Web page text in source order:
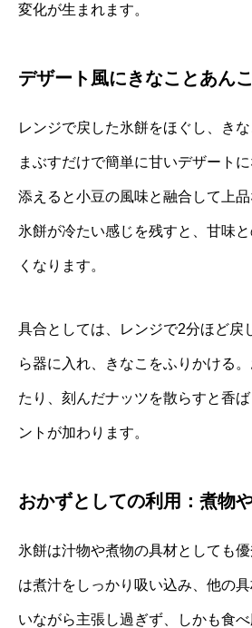
変化が生まれます。
デザート風にきなことあん
レンジで戻した氷餅をほぐし、き
まぶすだけで簡単に甘いデザート
添えると小豆の風味と融合して上品
氷餅が冷たい感じを残すと、甘味
くなります。
具合としては、レンジで2分ほど戻
ら器に入れ、きなこをふりかける
たり、刻んだナッツを散らすと香
ントが加わります。
おかずとしての利用：煮物
氷餅は汁物や煮物の具材としても
は煮汁をしっかり吸い込み、他の
いながら主張し過ぎず、しかも食